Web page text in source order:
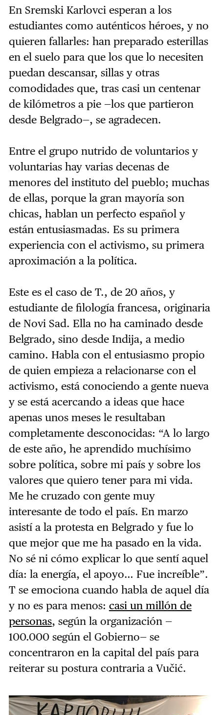
En Sremski Karlovci esperan a los
estudiantes como auténticos héroes, y no
quieren fallarles: han preparado esterillas
en el suelo para que los que lo necesiten
puedan descansar, sillas y otras
comodidades que, tras casi un centenar
de kilómetros a pie —los que partieron
desde Belgrado—, se agradecen.
Entre el grupo nutrido de voluntarios y
voluntarias hay varias decenas de
menores del instituto del pueblo; muchas
de ellas, porque la gran mayoría son
chicas, hablan un perfecto español y
están entusiasmadas. Es su primera
experiencia con el activismo, su primera
aproximación a la política.
Este es el caso de T., de 20 años, y
estudiante de filología francesa, originaria
de Novi Sad. Ella no ha caminado desde
Belgrado, sino desde Indija, a medio
camino. Habla con el entusiasmo propio
de quien empieza a relacionarse con el
activismo, está conociendo a gente nueva
y se está acercando a ideas que hace
apenas unos meses le resultaban
completamente desconocidas: “A lo largo
de este año, he aprendido muchísimo
sobre política, sobre mi país y sobre los
valores que quiero tener para mi vida.
Me he cruzado con gente muy
interesante de todo el país. En marzo
asistí a la protesta en Belgrado y fue lo
que mejor que me ha pasado en la vida.
No sé ni cómo explicar lo que sentí aquel
día: la energía, el apoyo… Fue increíble”.
T se emociona cuando habla de aquel día
y no es para menos: casi un millón de
personas, según la organización —
100.000 según el Gobierno— se
concentraron en la capital del país para
reiterar su postura contraria a Vučić.